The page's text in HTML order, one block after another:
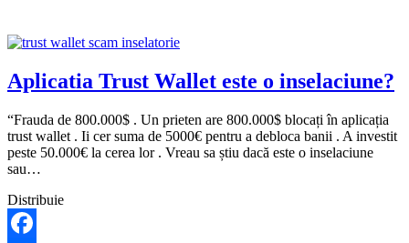
Aplicatia Trust Wallet este o inselaciune?
“Frauda de 800.000$ . Un prieten are 800.000$ blocați în aplicația
trust wallet . Ii cer suma de 5000€ pentru a debloca banii . A investit
peste 50.000€ la cerea lor . Vreau sa știu dacă este o inselaciune
sau…
Distribuie